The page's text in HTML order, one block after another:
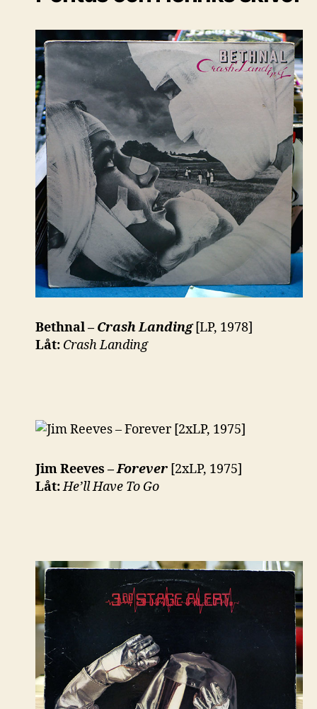
Bethnal – Crash Landing[LP, 1978]
Låt: Crash Landing
Jim Reeves –Forever [2xLP, 1975]
Låt:He’ll Have To Go